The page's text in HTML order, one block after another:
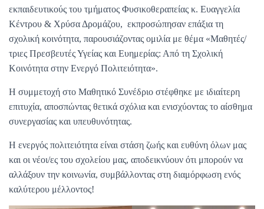
εκπαιδευτικούς του τμήματος Φυσικοθεραπείας κ. Ευαγγελία
Κέντρου & Χρύσα Δρομάζου, εκπροσώπησαν επάξια τη
σχολική κοινότητα, παρουσιάζοντας ομιλία με θέμα «Μαθητές/
τριες Πρεσβευτές Υγείας και Ευημερίας: Από τη Σχολική
Κοινότητα στην Ενεργό Πολιτειότητα».
Η συμμετοχή στο Μαθητικό Συνέδριο στέφθηκε με ιδιαίτερη
επιτυχία, αποσπώντας θετικά σχόλια και ενισχύοντας το αίσθημα
συνεργασίας και υπευθυνότητας.
Η ενεργός πολιτειότητα είναι στάση ζωής και ευθύνη όλων μας
και οι νέοι/ες του σχολείου μας, αποδεικνύουν ότι μπορούν να
αλλάξουν την κοινωνία, συμβάλλοντας στη διαμόρφωση ενός
καλύτερου μέλλοντος!